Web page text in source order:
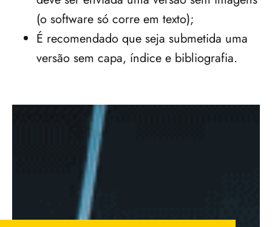
(o software só corre em texto);
É recomendado que seja submetida uma
versão sem capa, índice e bibliografia.